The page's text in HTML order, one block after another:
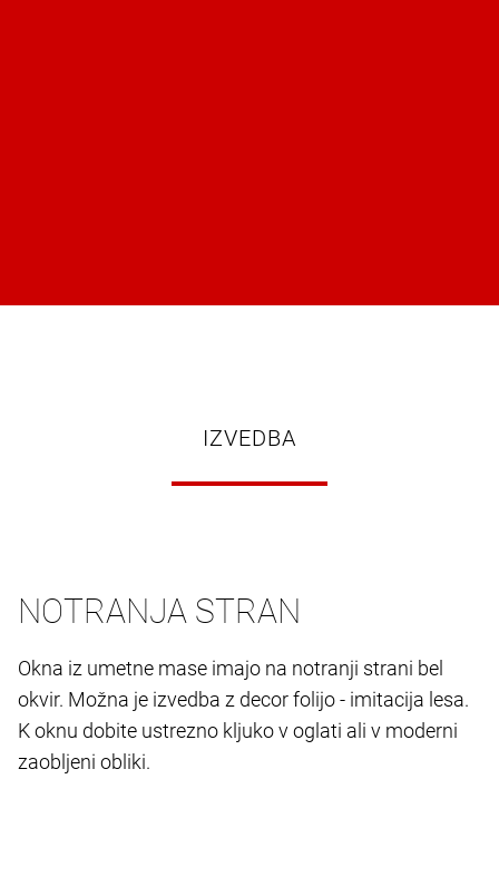
IZVEDBA
NOTRANJA STRAN
Okna iz umetne mase imajo na notranji strani bel
okvir. Možna je izvedba z decor folijo - imitacija lesa.
K oknu dobite ustrezno kljuko v oglati ali v moderni
zaobljeni obliki.